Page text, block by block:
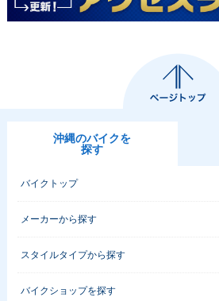
沖縄のバイクを
探す
バイクトップ
メーカーから探す
スタイルタイプから探す
バイクショップを探す